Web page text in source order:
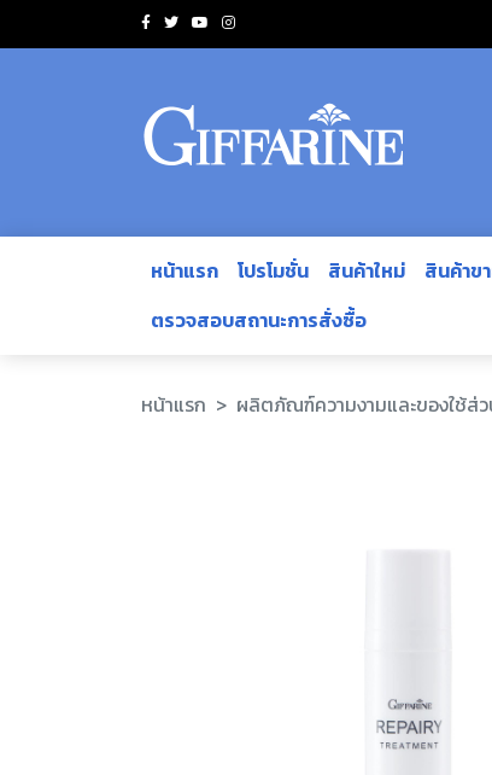
หน้าแรก โปรโมชั่น สินค้าใหม่ สินค้าข
ตรวจสอบสถานะการสั่งซื้อ
หน้าแรก ผลิตภัณฑ์ความงามและของใช้ส่